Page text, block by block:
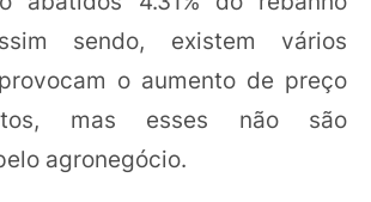
sendo, existem vários
o aumento de preço
mas esses não são
agronegócio.